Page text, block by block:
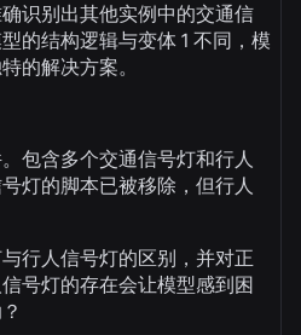
识别出其他实例中的交通信
的结构逻辑与变体 1 不同，模
的解决方案。
包含多个交通信号灯和行人
灯的脚本已被移除，但行人
行人信号灯的区别，并对正
号灯的存在会让模型感到困